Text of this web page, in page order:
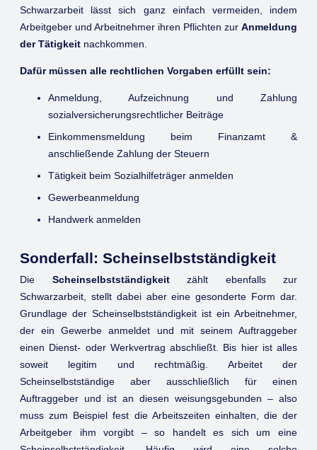
Schwarzarbeit lässt sich ganz einfach vermeiden, indem
Arbeitgeber und Arbeitnehmer ihren Pflichten zur Anmeldung
der Tätigkeit nachkommen.
Dafür müssen alle rechtlichen Vorgaben erfüllt sein:
Anmeldung, Aufzeichnung und Zahlung
sozialversicherungsrechtlicher Beiträge
Einkommensmeldung beim Finanzamt &
anschließende Zahlung der Steuern
Tätigkeit beim Sozialhilfeträger anmelden
Gewerbeanmeldung
Handwerk anmelden
Sonderfall: Scheinselbstständigkeit
Die Scheinselbstständigkeitzählt ebenfalls zur
Schwarzarbeit, stellt dabei aber eine gesonderte Form dar.
Grundlage der Scheinselbstständigkeit ist ein Arbeitnehmer,
der ein Gewerbe anmeldet und mit seinem Auftraggeber
einen Dienst- oder Werkvertrag abschließt. Bis hier ist alles
soweit legitim und rechtmäßig. Arbeitet der
Scheinselbstständige aber ausschließlich für einen
Auftraggeber und ist an diesen weisungsgebunden – also
muss zum Beispiel fest die Arbeitszeiten einhalten, die der
Arbeitgeber ihm vorgibt – so handelt es sich um eine